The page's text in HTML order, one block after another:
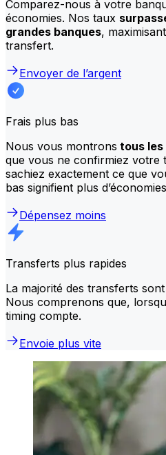
Comparez-nous à votre
économies. Nos taux
grandes banques,
transfert.
Envoyer de l’argent
Frais plus bas
Nous vous montrons tous les
que vous ne confirmiez votre
sachiez exactement ce que
bas signifient plus
Dépensez moins
Transferts plus rapides
La majorité des transferts sont
Nous comprenons que,
timing compte.
Envoie plus vite